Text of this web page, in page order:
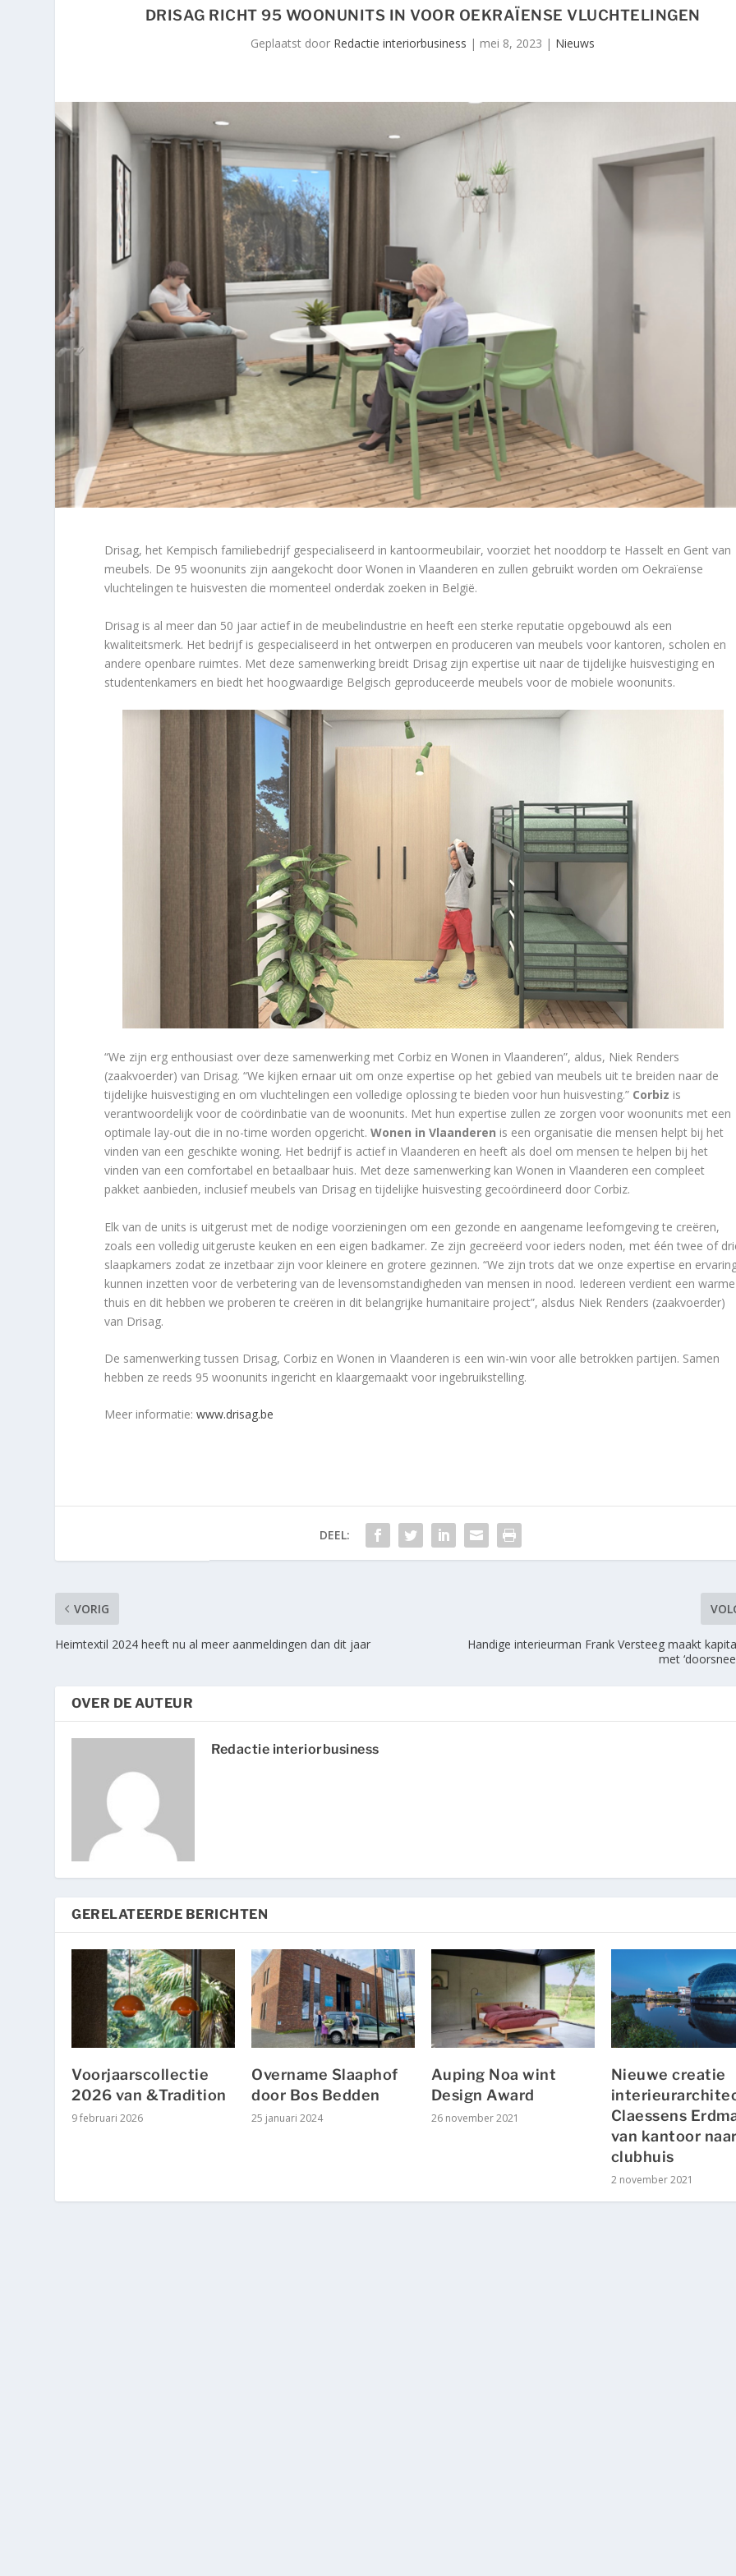
DRISAG RICHT 95 WOONUNITS IN VOOR OEKRAÏENSE VLUCHTELINGEN
Geplaatst door Redactie interiorbusiness | mei 8, 2023 | Nieuws
Drisag, het Kempisch familiebedrijf gespecialiseerd in kantoormeubilair, voorziet het nooddorp te Hasselt en Gent van
meubels. De 95 woonunits zijn aangekocht door Wonen in Vlaanderen en zullen gebruikt worden om Oekraïense
vluchtelingen te huisvesten die momenteel onderdak zoeken in België.
Drisag is al meer dan 50 jaar actief in de meubelindustrie en heeft een sterke reputatie opgebouwd als een
kwaliteitsmerk. Het bedrijf is gespecialiseerd in het ontwerpen en produceren van meubels voor kantoren, scholen en
andere openbare ruimtes. Met deze samenwerking breidt Drisag zijn expertise uit naar de tijdelijke huisvestiging en
studentenkamers en biedt het hoogwaardige Belgisch geproduceerde meubels voor de mobiele woonunits.
“We zijn erg enthousiast over deze samenwerking met Corbiz en Wonen in Vlaanderen”, aldus, Niek Renders
(zaakvoerder) van Drisag. “We kijken ernaar uit om onze expertise op het gebied van meubels uit te breiden naar de
tijdelijke huisvestiging en om vluchtelingen een volledige oplossing te bieden voor hun huisvesting.” Corbiz is
verantwoordelijk voor de coördinbatie van de woonunits. Met hun expertise zullen ze zorgen voor woonunits met een
optimale lay-out die in no-time worden opgericht.Wonen in Vlaanderen is een organisatie die mensen helpt bij het
vinden van een geschikte woning. Het bedrijf is actief in Vlaanderen en heeft als doel om mensen te helpen bij het
vinden van een comfortabel en betaalbaar huis. Met deze samenwerking kan Wonen in Vlaanderen een compleet
pakket aanbieden, inclusief meubels van Drisag en tijdelijke huisvesting gecoördineerd door Corbiz.
Elk van de units is uitgerust met de nodige voorzieningen om een gezonde en aangename leefomgeving te creëren,
zoals een volledig uitgeruste keuken en een eigen badkamer. Ze zijn gecreëerd voor ieders noden, met één twee of
slaapkamers zodat ze inzetbaar zijn voor kleinere en grotere gezinnen. “We zijn trots dat we onze expertise en
kunnen inzetten voor de verbetering van de levensomstandigheden van mensen in nood. Iedereen verdient een warme
thuis en dit hebben we proberen te creëren in dit belangrijke humanitaire project”, alsdus Niek Renders (zaakvoerder)
van Drisag.
De samenwerking tussen Drisag, Corbiz en Wonen in Vlaanderen is een win-win voor alle betrokken partijen. Samen
hebben ze reeds 95 woonunits ingericht en klaargemaakt voor ingebruikstelling.
Meer informatie: www.drisag.be
DEEL:
VORIG
Heimtextil 2024 heeft nu al meer aanmeldingen dan dit jaar
Handige interieurman Frank Versteeg maakt
met
OVER DE AUTEUR
Redactie interiorbusiness
GERELATEERDE BERICHTEN
Voorjaarscollectie
2026 van &Tradition
9 februari 2026
Overname Slaaphof
door Bos Bedden
25 januari 2024
Auping Noa wint
Design Award
26 november 2021
Nieuwe creatie
Claessens
van kantoor
clubhuis
2 november 2021